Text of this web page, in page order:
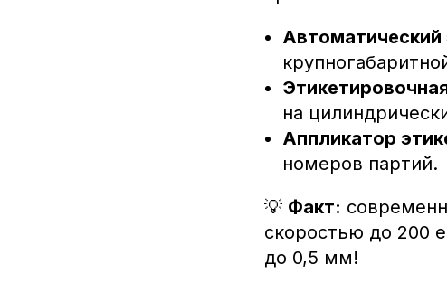
на
Аппликатор
номеров партий.
💡 Факт:
скоростью до 200
до 0,5 мм!